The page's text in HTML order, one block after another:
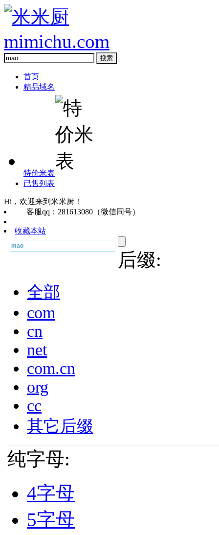
首页
精品域名
特价米表
已售列表
Hi，欢迎来到米米厨！
客服qq：281613080（微信同号）
收藏本站
后缀:
全部
com
cn
net
com.cn
org
cc
其它后缀
纯字母:
4字母
5字母